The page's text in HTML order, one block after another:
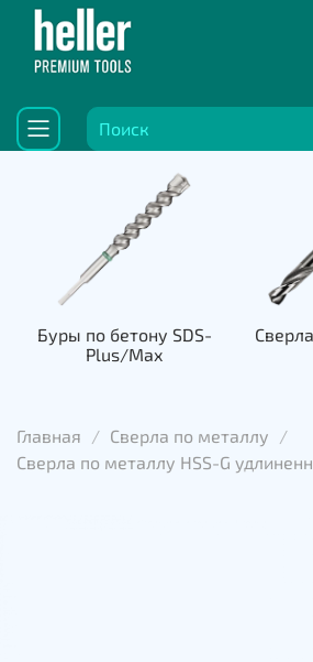
Буры по бетону SDS-
Plus/Max
Главная
Сверла по металлу
Сверла по металлу HSS-G